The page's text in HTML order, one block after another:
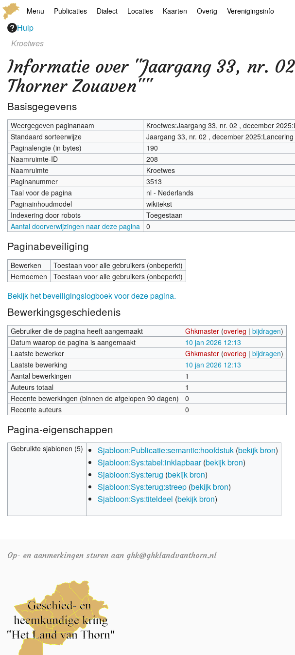
Menu Publicaties
Overige
Dialect
Gedicht van Har Sniekers in het Thoears
Oetdrökkinge en Gezèkdjes in het Thoears
Locaties
Grenspalen
Kaarten
Zoom
Overig Verenigingsinfo
RHIDOC
Hulp
Kroetwes
Informatie over "Jaargang 33, nr.
Thorner Zouaven""
Basisgegevens
Weergegeven paginanaam
Kroetwes:Jaargang 33, nr. 02 , december
Standaard sorteerwijze
Jaargang 33, nr. 02 , december
Paginalengte (in bytes)
190
Naamruimte-ID
208
Naamruimte
Kroetwes
Paginanummer
3513
Taal voor de pagina
nl - Nederlands
Paginainhoudmodel
wikitekst
Indexering door robots
Toegestaan
Aantal doorverwijzingen naar deze pagina
0
Paginabeveiliging
Bewerken
Toestaan voor alle gebruikers (onbeperkt)
Hernoemen
Toestaan voor alle gebruikers (onbeperkt)
Bekijk het beveiligingslogboek voor deze pagina.
Bewerkingsgeschiedenis
Gebruiker die de pagina heeft aangemaakt Ghkmaster (overleg | bijdragen)
Datum waarop de pagina is aangemaakt
10 jan 2026 12:13
Laatste bewerker
Ghkmaster (overleg | bijdragen)
Laatste bewerking
10 jan 2026 12:13
Aantal bewerkingen
1
Auteurs totaal
1
Recente bewerkingen (binnen de afgelopen 90 dagen)
0
Recente auteurs
0
Pagina-eigenschappen
Gebruikte sjablonen (5) Sjabloon:Publicatie:semantic:hoofdstuk (bekijk bron)
Sjabloon:Sys:tabel:inklapbaar(bekijk bron)
Sjabloon:Sys:terug (bekijk bron)
Sjabloon:Sys:terug:streep (bekijk bron)
Sjabloon:Sys:titeldeel (bekijk bron)
Op- en aanmerkingen sturen aan ghk@ghklandvanthorn.nl